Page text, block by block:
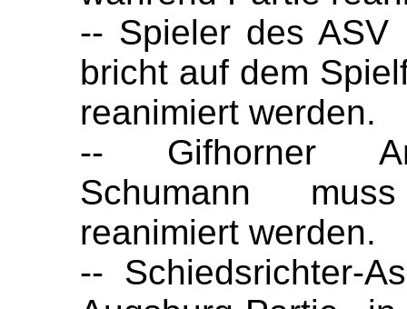
-- Spieler des ASV
bricht auf dem
reanimiert werden.
-- Gifhorner
Schumann
reanimiert werden.
-- Schiedsrichter-